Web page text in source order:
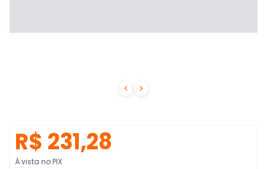
 
R$ 231,28
À vista no PIX